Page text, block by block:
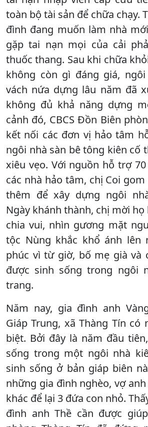
toàn bộ tài sản để chữa chạy.
đình đang muốn làm nhà
gặp tai nạn mọi của cải
thuốc thang. Sau khi chữa
không còn gì đáng giá,
vách nứa dựng lâu năm đã
không đủ khả năng dựng
cảnh đó, CBCS Đồn Biên
kết nối các đơn vị hảo tâm
ngôi nhà sàn bê tông kiên cố
xiêu vẹo. Với nguồn hỗ trợ
các nhà hảo tâm, chị Coi
thêm để xây dựng ngôi
Ngày khánh thành, chị mời họ
chia vui, nhìn gương mặt
tộc Nùng khắc khổ ánh lên
phúc vì từ giờ, bố mẹ già và
được sinh sống trong ngôi
trang.
Năm nay, gia đình anh
Giáp Trung, xã Thàng Tín có
biệt. Bởi đây là năm đầu
sống trong một ngôi nhà
sinh sống ở bản giáp biên
những gia đình nghèo, vợ
khác để lại 3 đứa con nhỏ.
đình anh Thề cần được